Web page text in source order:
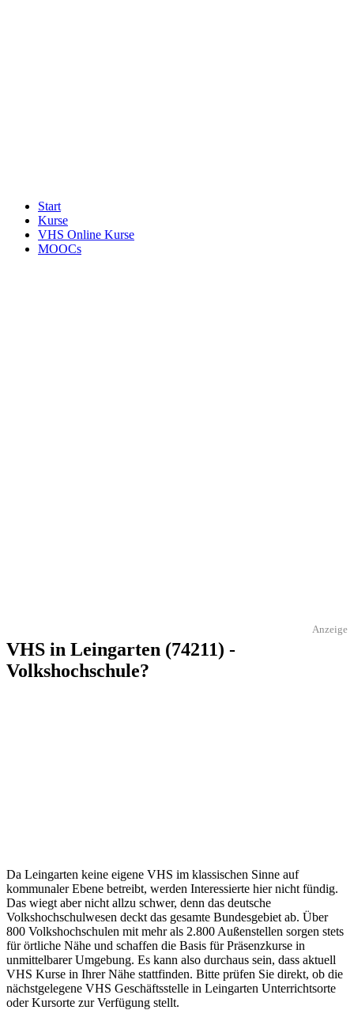
Start
Kurse
VHS Online Kurse
MOOCs
Anzeige
VHS in Leingarten (74211) -
Volkshochschule?
Da Leingarten keine eigene VHS im klassischen Sinne auf
kommunaler Ebene betreibt, werden Interessierte hier nicht fündig.
Das wiegt aber nicht allzu schwer, denn das deutsche
Volkshochschulwesen deckt das gesamte Bundesgebiet ab. Über
800 Volkshochschulen mit mehr als 2.800 Außenstellen sorgen stets
für örtliche Nähe und schaffen die Basis für Präsenzkurse in
unmittelbarer Umgebung. Es kann also durchaus sein, dass aktuell
VHS Kurse in Ihrer Nähe stattfinden. Bitte prüfen Sie direkt, ob die
nächstgelegene VHS Geschäftsstelle in Leingarten Unterrichtsorte
oder Kursorte zur Verfügung stellt.